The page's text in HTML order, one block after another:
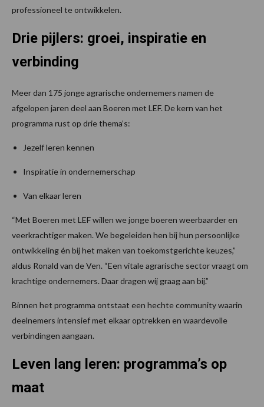
professioneel te ontwikkelen.
Drie pijlers: groei, inspiratie en
verbinding
Meer dan 175 jonge agrarische ondernemers namen de
afgelopen jaren deel aan Boeren met LEF. De kern van het
programma rust op drie thema’s:
Jezelf leren kennen
Inspiratie in ondernemerschap
Van elkaar leren
“Met Boeren met LEF willen we jonge boeren weerbaarder en
veerkrachtiger maken. We begeleiden hen bij hun persoonlijke
ontwikkeling én bij het maken van toekomstgerichte keuzes,”
aldus Ronald van de Ven. “Een vitale agrarische sector vraagt om
krachtige ondernemers. Daar dragen wij graag aan bij.”
Binnen het programma ontstaat een hechte community waarin
deelnemers intensief met elkaar optrekken en waardevolle
verbindingen aangaan.
Leven lang leren: programma’s op
maat